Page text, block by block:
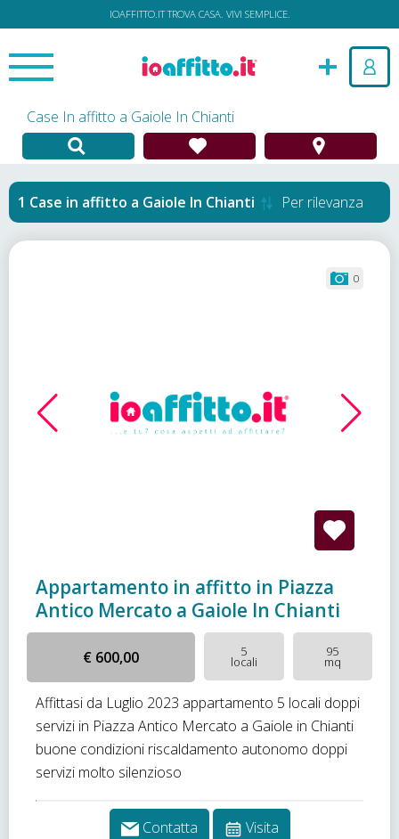
IOAFFITTO.IT TROVA CASA. VIVI SEMPLICE.
Case In affitto a Gaiole In Chianti
Case in affitto a Gaiole In Chianti Per rilevanza
0
Appartamento in affitto in Piazza
Antico Mercato a Gaiole In Chianti
€ 600,00 5
locali
95
mq
Affittasi da Luglio 2023 appartamento 5 locali doppi
servizi in Piazza Antico Mercato a Gaiole in Chianti
buone condizioni riscaldamento autonomo doppi
servizi molto silenzioso
Contatta Visita